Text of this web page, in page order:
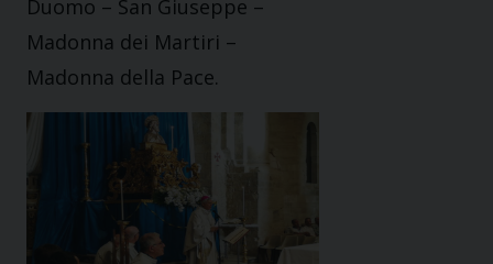
Duomo – San Giuseppe –
Madonna dei Martiri –
Madonna della Pace.